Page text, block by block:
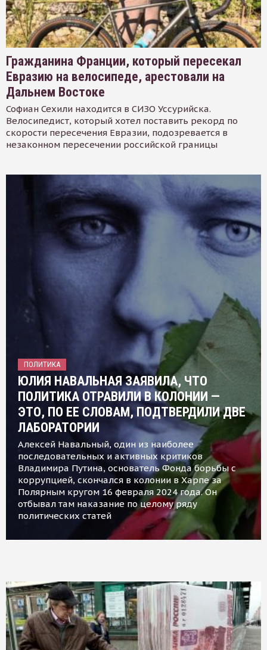
Гражданина Франции, который пересекал
Евразию на велосипеде, арестовали на
Дальнем Востоке
Софиан Сехили находится в СИЗО Уссурийска.
Велосипедист, который хотел поставить рекорд по
скорости пересечения Евразии, подозревается в
незаконном пересечении российской границы
ПОЛИТИКА
ЮЛИЯ НАВАЛЬНАЯ ЗАЯВИЛА, ЧТО
ПОЛИТИКА ОТРАВИЛИ В КОЛОНИИ —
ЭТО, ПО ЕЕ СЛОВАМ, ПОДТВЕРДИЛИ ДВЕ
ЛАБОРАТОРИИ
Алексей Навальный, один из наиболее
последовательных и активных критиков
Владимира Путина, основатель Фонда борьбы с
коррупцией, скончался в колонии в Харпе за
Полярным кругом 16 февраля 2024 года. Он
отбывал там наказание по целому ряду
политических статей